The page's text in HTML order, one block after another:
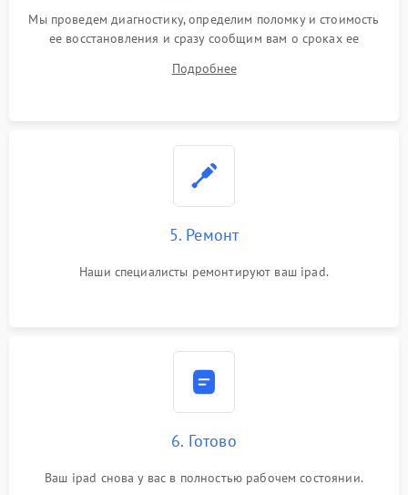
Мы проведем диагностику, определим поломку и стоимость
ее восстановления и сразу сообщим вам о сроках ее
Подробнее
5. Ремонт
Наши специалисты ремонтируют ваш ipad.
6. Готово
Ваш ipad снова у вас в полностью рабочем состоянии.